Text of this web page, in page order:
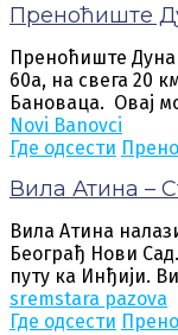
Преноћиште
Преноћиште
60а, на свега 20
Бановаца. Овај
Novi Banovci
Где одсести
Вила Атина –
Вила Атина
Београђ Нови
путу ка Инђији.
sremstara pazova
Где одсести